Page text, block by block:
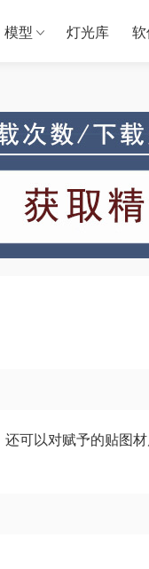
模型 灯光库
可以对赋予的贴图